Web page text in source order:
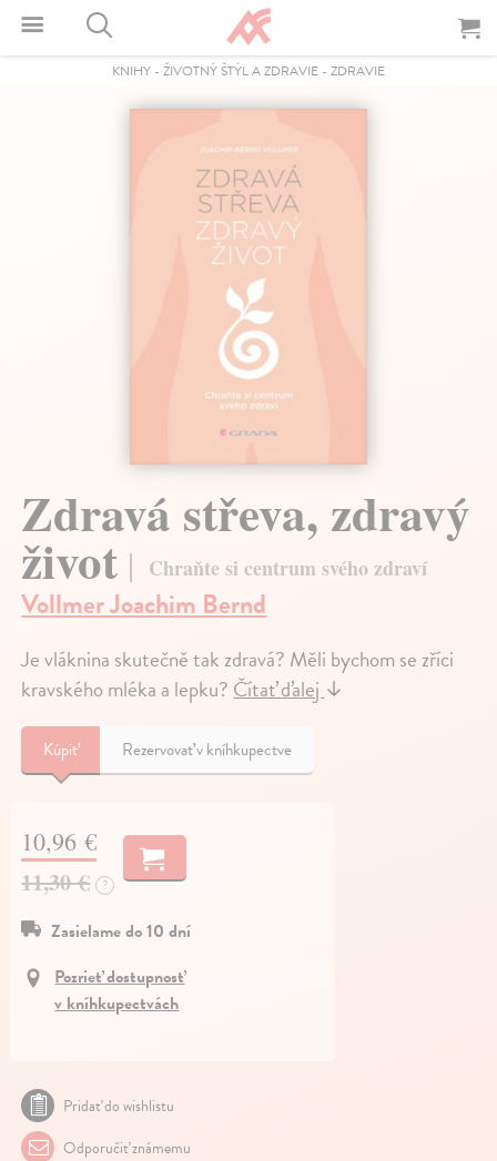
KNIHY - ŽIVOTNÝ ŠTÝL A ZDRAVIE - ZDRAVIE
Zdravá střeva, zdravý
život Chraňte si centrum svého zdraví
Vollmer Joachim Bernd
Je vláknina skutečně tak zdravá? Měli bychom se zříci
kravského mléka a lepku?Čítať ďalej↓
Kúpiť Rezervovať v kníhkupectve
10,96 €
11,30 € ?
Zasielame do 10 dní
Pozrieť dostupnosť
v kníhkupectvách
Pridať do wishlistu
Odporučiť známemu